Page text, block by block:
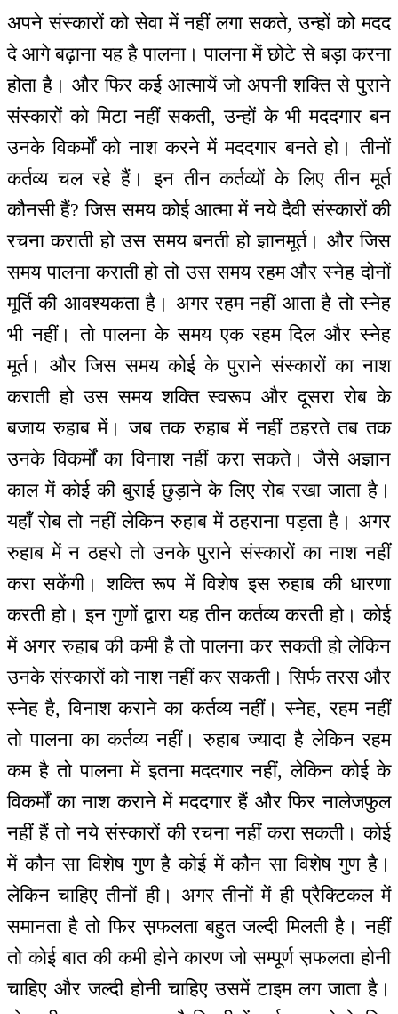
अपने संस्कारों को सेवा में नहीं लगा सकते, उन्हों को मदद
दे आगे बढ़ाना यह है पालना। पालना में छोटे से बड़ा करना
होता है। और फिर कई आत्मायें जो अपनी शक्ति से पुराने
संस्कारों को मिटा नहीं सकती, उन्हों के भी मददगार बन
उनके विकर्मों को नाश करने में मददगार बनते हो। तीनों
कर्तव्य चल रहे हैं। इन तीन कर्तव्यों के लिए तीन मूर्त
कौनसी हैं? जिस समय कोई आत्मा में नये दैवी संस्कारों की
रचना कराती हो उस समय बनती हो ज्ञानमूर्त। और जिस
समय पालना कराती हो तो उस समय रहम और स्नेह दोनों
मूर्ति की आवश्यकता है। अगर रहम नहीं आता है तो स्नेह
भी नहीं। तो पालना के समय एक रहम दिल और स्नेह
मूर्त। और जिस समय कोई के पुराने संस्कारों का नाश
कराती हो उस समय शक्ति स्वरूप और दूसरा रोब के
बजाय रुहाब में। जब तक रुहाब में नहीं ठहरते तब तक
उनके विकर्मों का विनाश नहीं करा सकते। जैसे अज्ञान
काल में कोई की बुराई छुड़ाने के लिए रोब रखा जाता है।
यहाँ रोब तो नहीं लेकिन रुहाब में ठहराना पड़ता है। अगर
रुहाब में न ठहरो तो उनके पुराने संस्कारों का नाश नहीं
करा सकेंगी। शक्ति रूप में विशेष इस रुहाब की धारणा
करती हो। इन गुणों द्वारा यह तीन कर्तव्य करती हो। कोई
में अगर रुहाब की कमी है तो पालना कर सकती हो लेकिन
उनके संस्कारों को नाश नहीं कर सकती। सिर्फ तरस और
स्नेह है, विनाश कराने का कर्तव्य नहीं। स्नेह, रहम नहीं
तो पालना का कर्तव्य नहीं। रुहाब ज्यादा है लेकिन रहम
कम है तो पालना में इतना मददगार नहीं, लेकिन कोई के
विकर्मों का नाश कराने में मददगार हैं और फिर नालेजफुल
नहीं हैं तो नये संस्कारों की रचना नहीं करा सकती। कोई
में कौन सा विशेष गुण है कोई में कौन सा विशेष गुण है।
लेकिन चाहिए तीनों ही। अगर तीनों में ही प्रैक्टिकल में
समानता है तो फिर स़फलता बहुत जल्दी मिलती है। नहीं
तो कोई बात की कमी होने कारण जो सम्पूर्ण स़फलता होनी
चाहिए और जल्दी होनी चाहिए उसमें टाइम लग जाता है।